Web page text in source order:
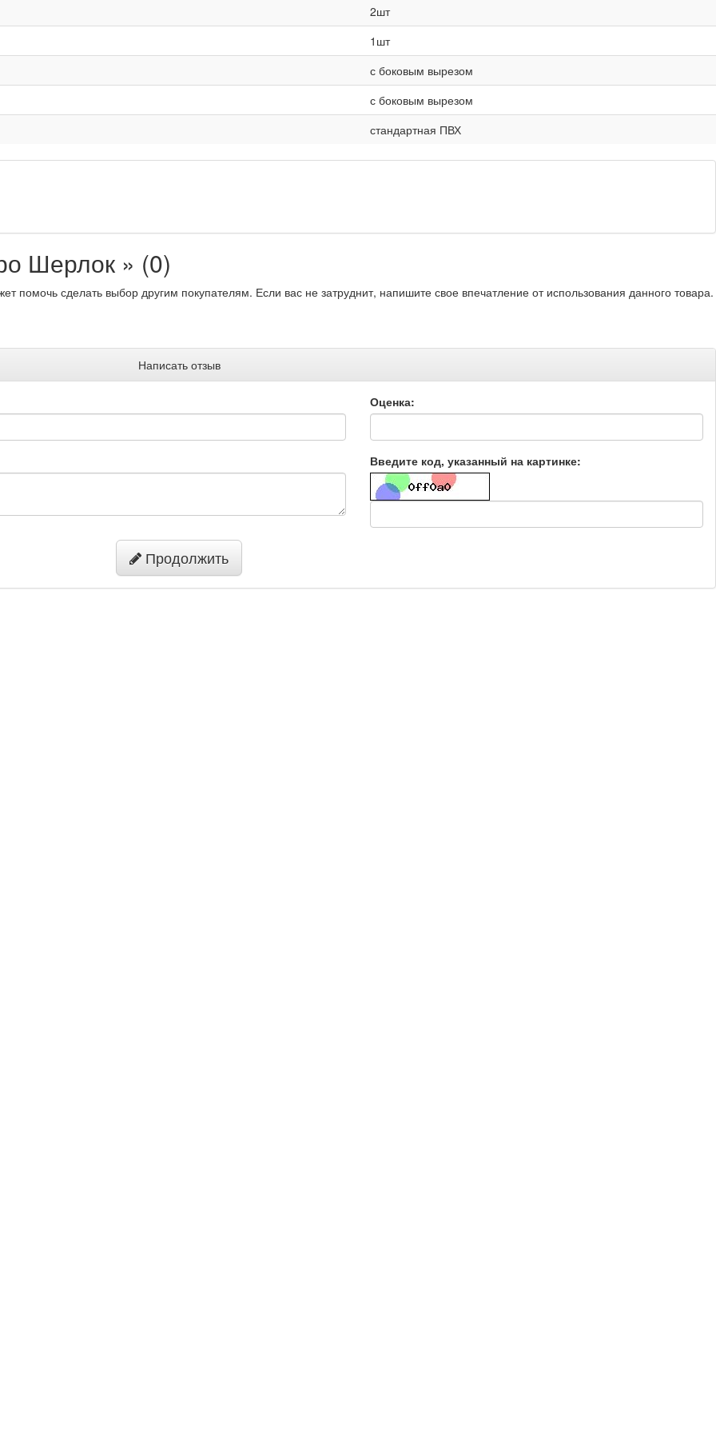
2шт
1шт
с боковым вырезом
с боковым вырезом
стандартная ПВХ
Шерлок » (0)
помочь сделать выбор другим покупателям. Если вас не затруднит, напишите свое впечатление от использования данного товара.
Написать отзыв
Оценка:
Введите код, указанный на картинке:
Продолжить